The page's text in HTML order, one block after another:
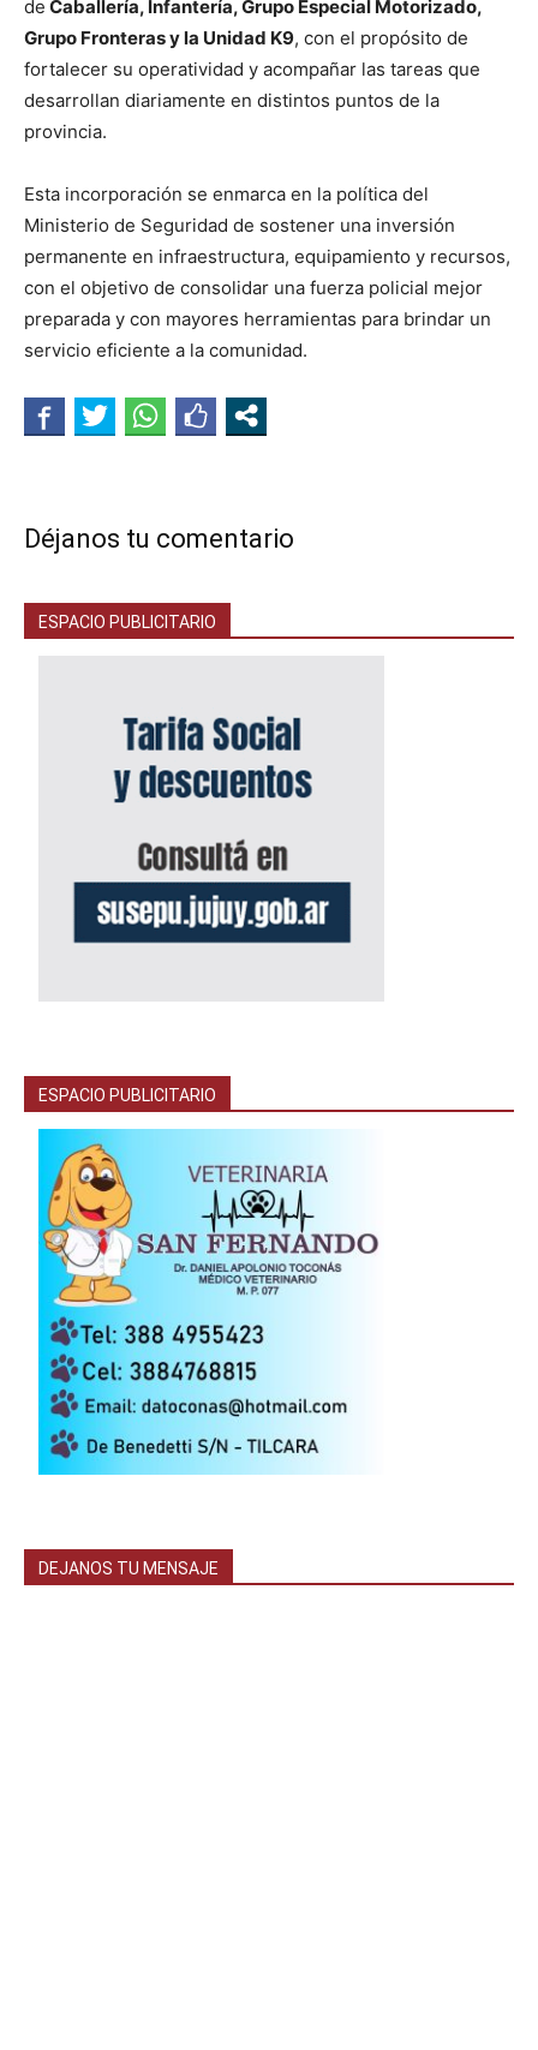
de Caballería, Infantería, Grupo Especial Motorizado,
Grupo Fronteras y la Unidad K9, con el propósito de
fortalecer su operatividad y acompañar las tareas que
desarrollan diariamente en distintos puntos de la
provincia.
Esta incorporación se enmarca en la política del
Ministerio de Seguridad de sostener una inversión
permanente en infraestructura, equipamiento y recursos,
con el objetivo de consolidar una fuerza policial mejor
preparada y con mayores herramientas para brindar un
servicio eficiente a la comunidad.
Déjanos tu comentario
ESPACIO PUBLICITARIO
ESPACIO PUBLICITARIO
DEJANOS TU MENSAJE